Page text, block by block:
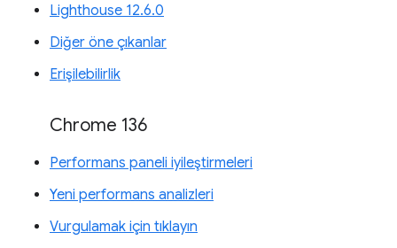
Lighthouse 12.6.0
Diğer öne çıkanlar
Erişilebilirlik
Chrome 136
Performans paneli iyileştirmeleri
Yeni performans analizleri
Vurgulamak için tıklayın